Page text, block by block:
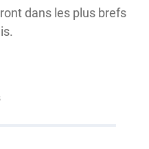
dans les plus brefs